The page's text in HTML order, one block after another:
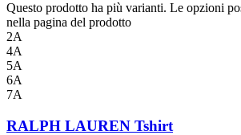
Questo prodotto ha più varianti. Le opzioni
nella pagina del prodotto
2A
4A
5A
6A
7A
RALPH LAUREN Tshirt